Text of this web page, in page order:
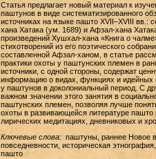
Статья предлагает новый материал к
паштунов в виде систематизированного
источниках на языке пашто XVII–XVIII вв.:
хана Хатака (ум. 1689) и Афзал-хана
произведений Хушхал-хана «Книга о
стихотворений из его поэтического
составленной Афзал-ханом, в статье
практики охоты у паштунских племен в
источники, с одной стороны, содержат
информацию о видах, функциях и идейных
у паштунов в доколониальный период. С
важном значении этого занятия в
паштунских племен, позволяя лучше
охоты в развивающейся литературе
лирических медитациях, дневниковых и
Ключевые слова: паштуны, раннее Новое
повседневности, историческая
пашто